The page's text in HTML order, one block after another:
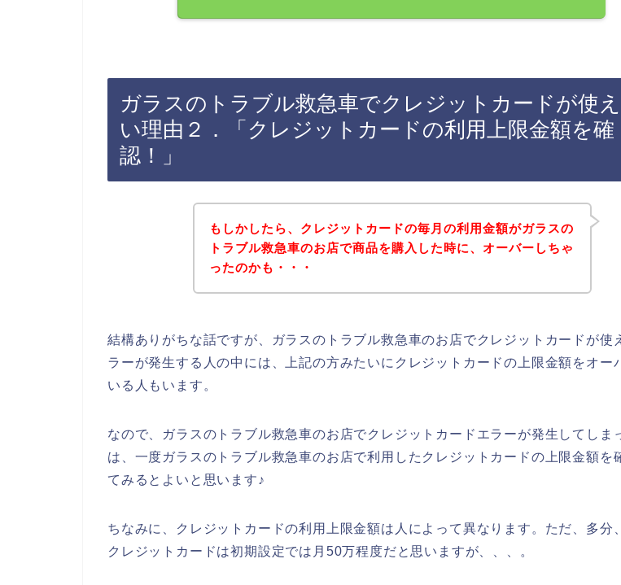
ガラスのトラブル救急車でクレジットカードが使
い理由２．「クレジットカードの利用上限金額を確
認！」
もしかしたら、クレジットカードの毎月の利用金額がガラスの
トラブル救急車のお店で商品を購入した時に、オーバーしちゃ
ったのかも・・・
結構ありがちな話ですが、ガラスのトラブル救急車のお店でクレジットカードが使
ラーが発生する人の中には、上記の方みたいにクレジットカードの上限金額をオー
いる人もいます。
なので、ガラスのトラブル救急車のお店でクレジットカードエラーが発生してしま
は、一度ガラスのトラブル救急車のお店で利用したクレジットカードの上限金額を
てみるとよいと思います♪
ちなみに、クレジットカードの利用上限金額は人によって異なります。ただ、多分
クレジットカードは初期設定では月50万程度だと思いますが、、、。